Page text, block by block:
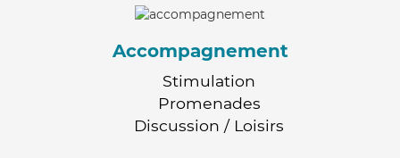
Accompagnement
Stimulation
Promenades
Discussion / Loisirs